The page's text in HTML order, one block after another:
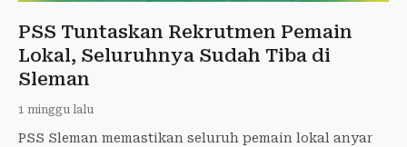
PSS Tuntaskan Rekrutmen Pemain
Lokal, Seluruhnya Sudah Tiba di
Sleman
1 minggu lalu
PSS Sleman memastikan seluruh pemain lokal anyar